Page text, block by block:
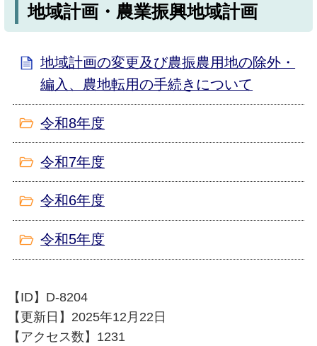
地域計画・農業振興地域計画
地域計画の変更及び農振農用地の除外・
編入、農地転用の手続きについて
令和8年度
令和7年度
令和6年度
令和5年度
【ID】 D-8204
【更新日】 2025年12月22日
【アクセス数】 1231